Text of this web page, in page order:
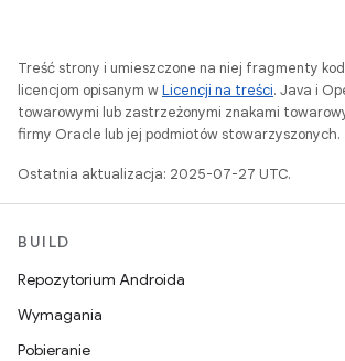
Treść strony i umieszczone na niej fragmenty
licencjom opisanym wLicencji na treści. Java i
towarowymi lub zastrzeżonymi znakami
firmy Oracle lub jej podmiotów stowarzyszonych.
Ostatnia aktualizacja: 2025-07-27 UTC.
BUILD
Repozytorium Androida
Wymagania
Pobieranie